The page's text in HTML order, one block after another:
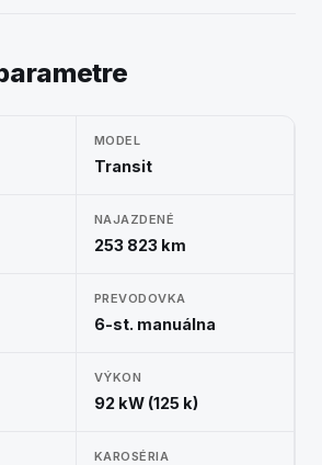
MODEL
Transit
NAJAZDENÉ
253 823 km
PREVODOVKA
6-st. manuálna
VÝKON
92 kW (125 k)
KAROSÉRIA